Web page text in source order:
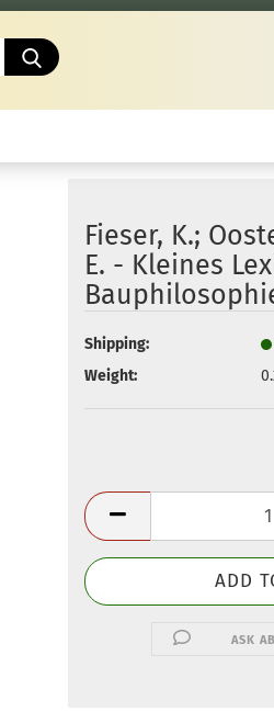
Book
Search...
Fieser, K.;
E. - Kleines
Shipping:
Weight:
ASK